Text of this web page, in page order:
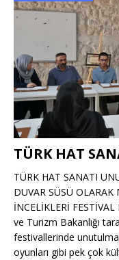
TÜRK HAT
TÜRK HAT SANATI
DUVAR SÜSÜ
İNCELİKLERİ
ve Turizm Bakanlığı
festivallerinde
oyunları gibi pek çok